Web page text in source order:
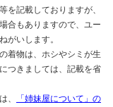
を記載しておりますが、
合もありますので、ユー
がいします。
着物は、ホシやシミが生
つきましては、記載を省
、
「姉妹屋について」の